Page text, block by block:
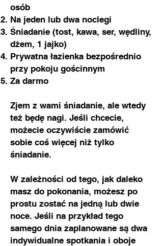
osób
Na jeden lub dwa noclegi
Śniadanie (tost, kawa, ser, wędliny,
dżem, 1 jajko)
Prywatna łazienka bezpośrednio
przy pokoju gościnnym
Za darmo
Zjem z wami śniadanie, ale wtedy
też będę nagi. Jeśli chcecie,
możecie oczywiście zamówić
sobie coś więcej niż tylko
śniadanie.
W zależności od tego, jak daleko
masz do pokonania, możesz po
prostu zostać na jedną lub dwie
noce. Jeśli na przykład tego
samego dnia zaplanowane są dwa
indywidualne spotkania i oboje